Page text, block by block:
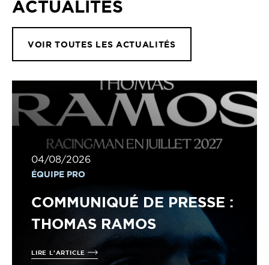
ACTUALITÉS
VOIR TOUTES LES ACTUALITÉS
04/08/2026
ÉQUIPE PRO
COMMUNIQUÉ DE PRESSE :
THOMAS RAMOS
LIRE L'ARTICLE